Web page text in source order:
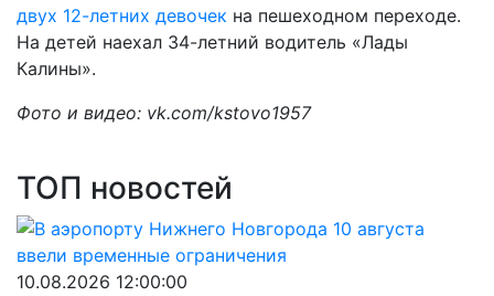
двух 12-летних девочек на пешеходном переходе.
На детей наехал 34-летний водитель «Лады
Калины».
Фото и видео: vk.com/kstovo1957
ТОП новостей
10.08.2026 12:00:00